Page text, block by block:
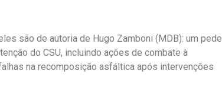
são de autoria de Hugo Zamboni (MDB): um pede
do CSU, incluindo ações de combate à
na recomposição asfáltica após intervenções